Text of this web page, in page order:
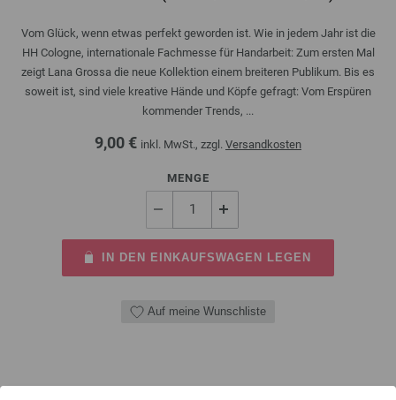
Vom Glück, wenn etwas perfekt geworden ist. Wie in jedem Jahr ist die
HH Cologne, internationale Fachmesse für Handarbeit: Zum ersten Mal
zeigt Lana Grossa die neue Kollektion einem breiteren Publikum. Bis es
soweit ist, sind viele kreative Hände und Köpfe gefragt: Vom Erspüren
kommender Trends, ...
9,00 € inkl. MwSt., zzgl. Versandkosten
MENGE
IN DEN EINKAUFSWAGEN LEGEN
Auf meine Wunschliste